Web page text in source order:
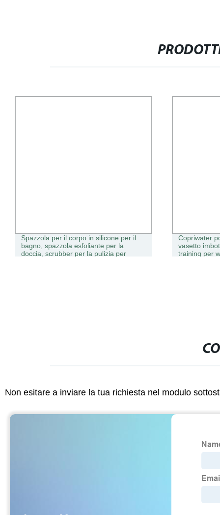
Spazzola per il corpo in silicone per il
bagno, spazzola esfoliante per la
doccia, scrubber per la pulizia per
Copriwater
vasetto
training per
Non esitare a inviare la tua richiesta nel modulo